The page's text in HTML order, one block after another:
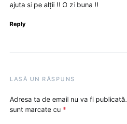
ajuta si pe alții !! O zi buna !!
Reply
LASĂ UN RĂSPUNS
Adresa ta de email nu va fi publicată.
sunt marcate cu *